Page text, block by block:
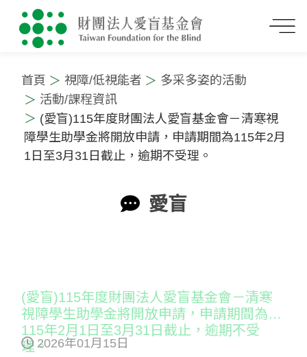
首頁 視障/低視能者
多采多姿的活動
活動/課程資訊
(愛盲)115年度財團法人愛盲基金會－清寒視
障學生助學金將開放申請，申請期間為115年2月
1日至3月31日截止，逾期不受理。
愛盲
(愛盲)115年度財團法人愛盲基金會－清寒
視障學生助學金將開放申請，申請期間為
115年2月1日至3月31日截止，逾期不受
理。2026年01月15日